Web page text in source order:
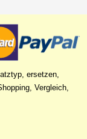
ersetzen,
Vergleich,